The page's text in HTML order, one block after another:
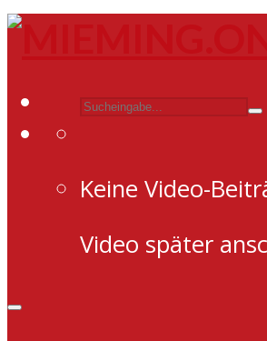
Keine Video-
Video später